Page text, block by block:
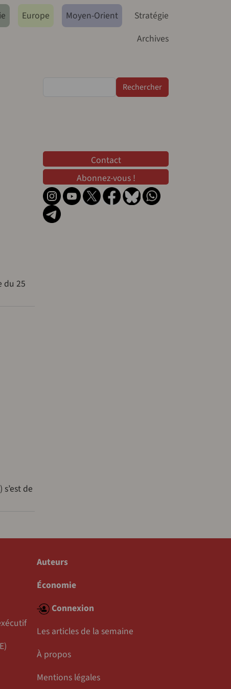
Europe Moyen-Orient
Stratégie
Archives
du 25
de
Contact
Abonnez-vous !
Auteurs
Économie
Connexion
Les articles de la semaine
À propos
Mentions légales